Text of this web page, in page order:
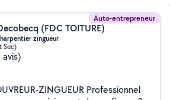
Auto-entrepreneur
(FDC TOITURE)
zingueur
Sec)
avis)
ZINGUEUR Professionnel